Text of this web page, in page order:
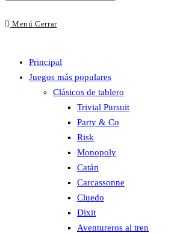
Menú Cerrar
Principal
Juegos más populares
Clásicos de tablero
Trivial Pursuit
Party & Co
Risk
Monopoly
Catán
Carcassonne
Cluedo
Dixit
Aventureros al tren